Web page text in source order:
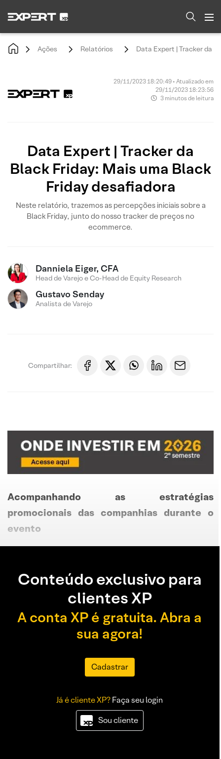
Ações Relatórios Data Expert | Tracker da
29/11/2023 18:20:49 • Atualizado em
29/11/2023 18:23:56
3 minutos de leitura
Data Expert | Tracker da
Black Friday: Mais uma Black
Friday desafiadora
Neste relatório, trazemos as percepções iniciais sobre a
Black Friday, junto do nosso tracker de preços no
ecommerce.
Danniela Eiger, CFA
Head de Varejo e Co-Head de Equity Research
Gustavo Senday
Analista de Varejo
Compartilhar:
Acompanhando as estratégias
promocionais das companhias durante o
evento
Conteúdo exclusivo para
clientes XP
A conta XP é gratuita. Abra a
sua agora!
Cadastrar
Já é cliente XP?Faça seu login
Sou cliente